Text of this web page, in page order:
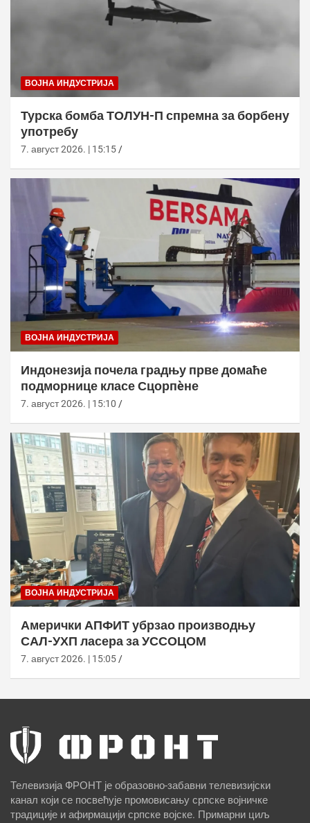
ВОЈНА ИНДУСТРИЈА
Турска бомба ТОЛУН-П спремна за борбену
употребу
7. август 2026. | 15:15
ВОЈНА ИНДУСТРИЈА
Индонезија почела градњу прве домаће
подморнице класе Сцорпèне
7. август 2026. | 15:10
ВОЈНА ИНДУСТРИЈА
Амерички АПФИТ убрзао производњу
САЛ-УХП ласера за УССОЦОМ
7. август 2026. | 15:05
Телевизија ФРОНТ је образовно-забавни телевизијски
канал који се посвећује промовисању српске војничке
традиције и афирмацији српске војске. Примарни циљ